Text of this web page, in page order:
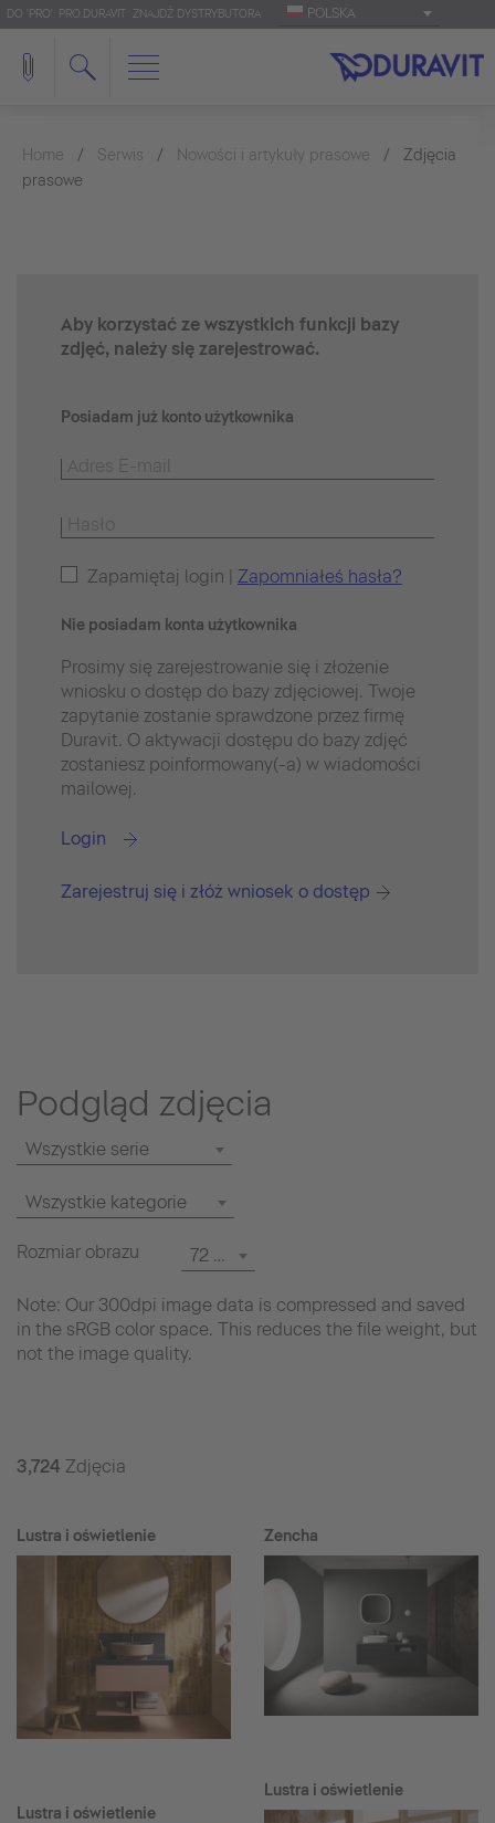
DO 'PRO': PRO.DURAVIT ZNAJDŹ DYSTRYBUTORA POLSKA
Home Serwis Nowości i artykuły prasowe
Zdjęcia
prasowe
Aby korzystać ze wszystkich funkcji bazy
zdjęć, należy się zarejestrować.
Posiadam już konto użytkownika
Zapamiętaj login | Zapomniałeś hasła?
Nie posiadam konta użytkownika
Prosimy się zarejestrowanie się i złożenie
wniosku o dostęp do bazy zdjęciowej. Twoje
zapytanie zostanie sprawdzone przez firmę
Duravit. O aktywacji dostępu do bazy zdjęć
zostaniesz poinformowany(-a) w wiadomości
mailowej.
Login
Zarejestruj się i złóż wniosek o dostęp
Podgląd zdjęcia
Wszystkie serie
Wszystkie kategorie
Rozmiar obrazu 72 dpi
Note: Our 300dpi image data is compressed and saved
in the sRGB color space. This reduces the file weight, but
not the image quality.
3,724 Zdjęcia
Lustra i oświetlenie
Lustra i oświetlenie
Zencha
Lustra i oświetlenie